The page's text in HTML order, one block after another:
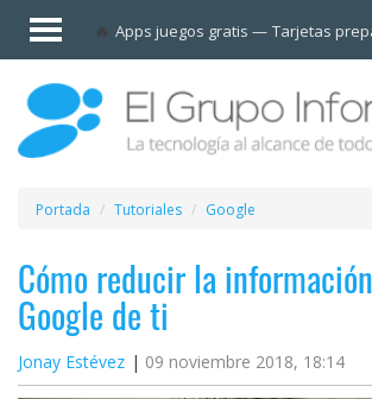
Apps juegos gratis Tarjetas
Invitado
Iniciar
sesión /
Registrarse
Esenciales
Móviles
Ofertas
Apps
Portada Tutoriales Google
Cómo reducir la
Google de ti
Jonay Estévez 09 noviembre 2018, 18:14